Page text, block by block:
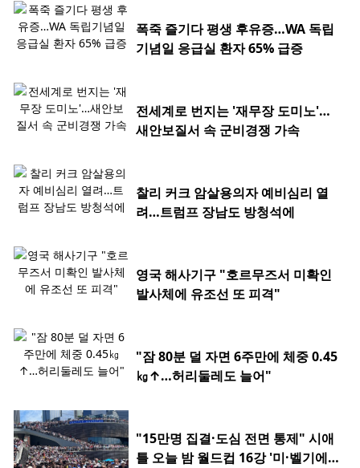
폭죽 즐기다 평생 후유증…WA 독립
기념일 응급실 환자 65% 급증
전세계로 번지는 '재무장 도미노'…
새안보질서 속 군비경쟁 가속
찰리 커크 암살용의자 예비심리 열
려…트럼프 장남도 방청석에
영국 해사기구 "호르무즈서 미확인
발사체에 유조선 또 피격"
"잠 80분 덜 자면 6주만에 체중 0.45
㎏↑…허리둘레도 늘어"
"15만명 집결·도심 전면 통제" 시애
틀 오늘 밤 월드컵 16강 '미·벨기에